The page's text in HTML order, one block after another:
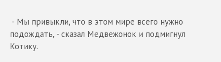
- Мы привыкли, что в этом мире всего нужно
подождать, - сказал Медвежонок и подмигнул
Котику.